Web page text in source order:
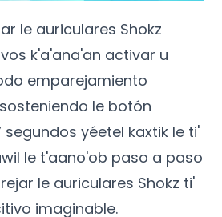
le auriculares Shokz
k'a'ana'an activar u
emparejamiento
le botón
yéetel kaxtik le ti'
le t'aano'ob paso a paso
le auriculares Shokz ti'
imaginable.